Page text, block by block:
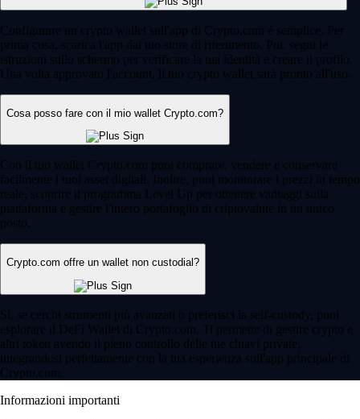
Configurare un crypto wallet sull'app di Crypto.com è semplice. Per
prima cosa, scarica l'app dal tuo store di riferimento. Poi, segui le
istruzioni sullo schermo per verificare la tua identità e creare il profilo.
Una volta approvato l'account, il tuo crypto wallet sarà pronto all'uso.
Cosa posso fare con il mio wallet Crypto.com?
Con il tuo wallet Crypto.com puoi comprare, vendere e conservare
facilmente i tuoi asset digitali. Inoltre, puoi monitorare i prezzi in tempo
reale, scoprire il programma Level Up per ottenere vantaggi sulla
piattaforma e gestire l'intero portafoglio di criptovalute in un unico
posto.
Crypto.com offre un wallet non custodial?
Sì, se cerchi strumenti più avanzati o preferisci la self-custody, puoi
esplorare il DeFi Wallet di Crypto.com. Ti permette di gestire crypto e
altri token avendo il pieno controllo delle tue chiavi private,
integrandosi perfettamente con la tua esperienza sull'app principale di
Crypto.com.
Informazioni importanti